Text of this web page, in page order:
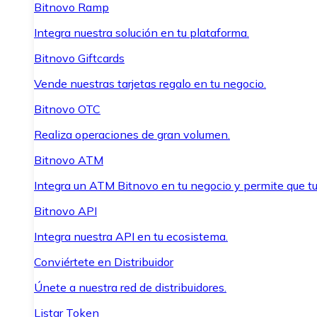
Bitnovo Ramp
Integra nuestra solución en tu plataforma.
Bitnovo Giftcards
Vende nuestras tarjetas regalo en tu negocio.
Bitnovo OTC
Realiza operaciones de gran volumen.
Bitnovo ATM
Integra un ATM Bitnovo en tu negocio y permite que
Bitnovo API
Integra nuestra API en tu ecosistema.
Conviértete en Distribuidor
Únete a nuestra red de distribuidores.
Listar Token